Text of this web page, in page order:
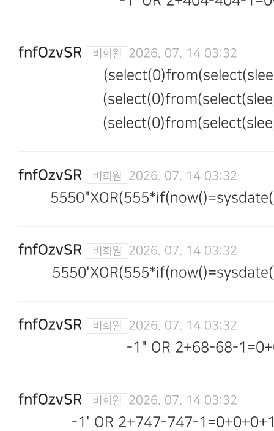
fnfOzvSR 2026. 07. 14 03:32
fnfOzvSR 2026. 07. 14 03:32
fnfOzvSR 2026. 07. 14 03:32
fnfOzvSR 2026. 07. 14 03:32
-1" OR 2+68-68-
fnfOzvSR 2026. 07. 14 03:32
-1' OR 2+747-747-